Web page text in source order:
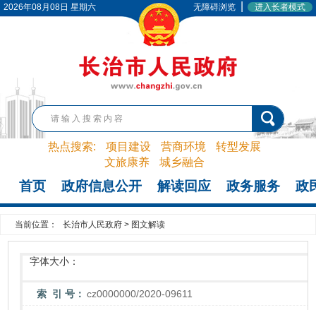
2026年08月08日 星期六 无障碍浏览 进入长者模式
热点搜索: 项目建设 营商环境
转型发展
文旅康养
城乡融合
首页 政府信息公开 解读回应 政务服务 政
当前位置： 长治市人民政府 > 图文解读
字体大小：
索 引 号： cz0000000/2020-09611